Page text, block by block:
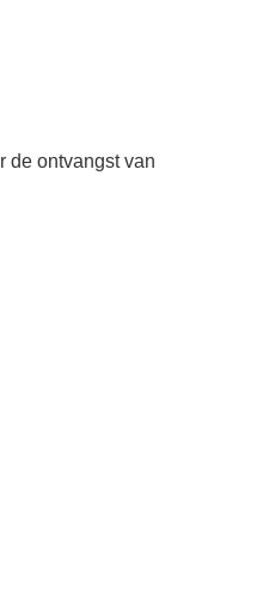
de ontvangst van